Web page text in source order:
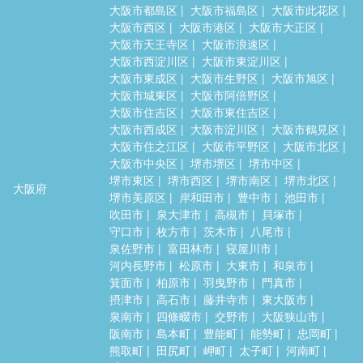
大阪府
大阪市都島区 大阪市福島区
大阪市此花区
大阪市西区
大阪市港区
大阪市大正区
大阪市天王寺区
大阪市浪速区
大阪市西淀川区
大阪市東淀川区
大阪市東成区
大阪市生野区
大阪市旭区
大阪市城東区
大阪市阿倍野区
大阪市住吉区
大阪市東住吉区
大阪市西成区
大阪市淀川区
大阪市鶴見区
大阪市住之江区
大阪市平野区
大阪市北区
大阪市中央区
堺市堺区
堺市中区
堺市東区
堺市西区 堺市南区
堺市北区
堺市美原区
岸和田市 豊中市
池田市
吹田市
泉大津市 高槻市
貝塚市
守口市
枚方市 茨木市
八尾市
泉佐野市
富田林市
寝屋川市
河内長野市
松原市 大東市
和泉市
箕面市
柏原市 羽曳野市
門真市
摂津市
高石市 藤井寺市
東大阪市
泉南市
四條畷市 交野市
大阪狭山市
阪南市
島本町 豊能町 能勢町
忠岡町
熊取町
田尻町 岬町 太子町
河南町